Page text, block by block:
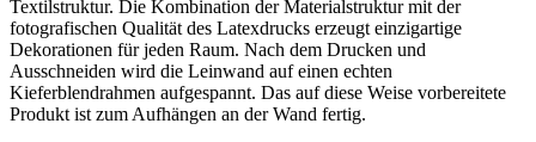
Textilstruktur. Die Kombination der Materialstruktur mit der
fotografischen Qualität des Latexdrucks erzeugt einzigartige
Dekorationen für jeden Raum. Nach dem Drucken und
Ausschneiden wird die Leinwand auf einen echten
Kieferblendrahmen aufgespannt. Das auf diese Weise vorbereitete
Produkt ist zum Aufhängen an der Wand fertig.